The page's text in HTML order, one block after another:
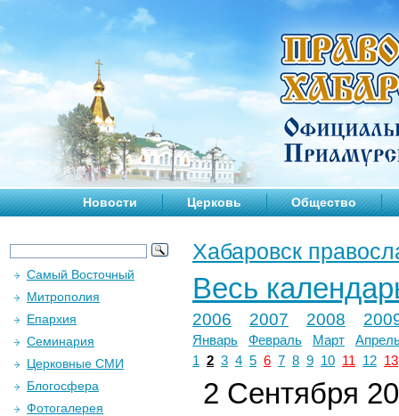
Новости Церковь Общество
Хабаровск
Весь
2006 2007 2008
Январь Февраль Март
1 2 3 4 5 6 7 8 9 10 11 12 13
2 Сентября
Самый Восточный
Митрополия
Епархия
Семинария
Церковные СМИ
Блогосфера
Фотогалерея